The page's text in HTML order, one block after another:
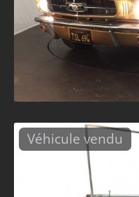
Véhicule vendu